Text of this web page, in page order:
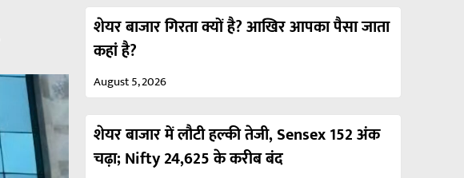
शेयर बाजार गिरता क्यों है? आखिर आपका पैसा जाता
कहां है?
August 5, 2026
शेयर बाजार में लौटी हल्की तेजी, Sensex 152 अंक
चढ़ा; Nifty 24,625 के करीब बंद